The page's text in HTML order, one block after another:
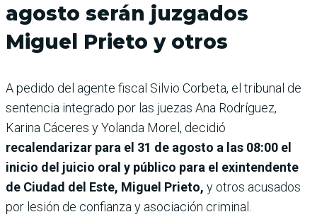
agosto serán juzgados
Miguel Prieto y otros
A pedido del agente fiscal Silvio Corbeta, el tribunal de
sentencia integrado por las juezas Ana Rodríguez,
Karina Cáceres y Yolanda Morel, decidió
recalendarizar para el 31 de agosto a las 08:00 el
inicio del juicio oral y público para el exintendente
de Ciudad del Este, Miguel Prieto, y otros acusados
por lesión de confianza y asociación criminal.